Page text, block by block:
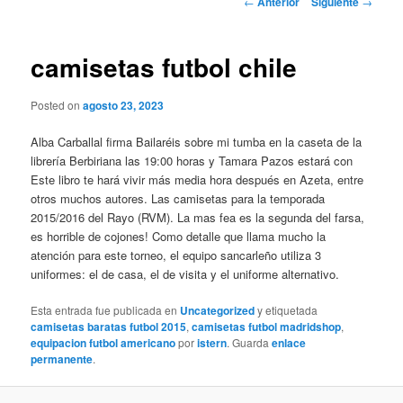
camisetas futbol chile
Posted onagosto 23, 2023
Alba Carballal firma Bailaréis sobre mi tumba en la caseta de la
librería Berbiriana las 19:00 horas y Tamara Pazos estará con
Este libro te hará vivir más media hora después en Azeta, entre
otros muchos autores. Las camisetas para la temporada
2015/2016 del Rayo (RVM). La mas fea es la segunda del farsa,
es horrible de cojones! Como detalle que llama mucho la
atención para este torneo, el equipo sancarleño utiliza 3
uniformes: el de casa, el de visita y el uniforme alternativo.
Esta entrada fue publicada en Uncategorizedy etiquetada
camisetas baratas futbol 2015,camisetas futbol madridshop,
equipacion futbol americanoporistern. Guardaenlace
permanente.